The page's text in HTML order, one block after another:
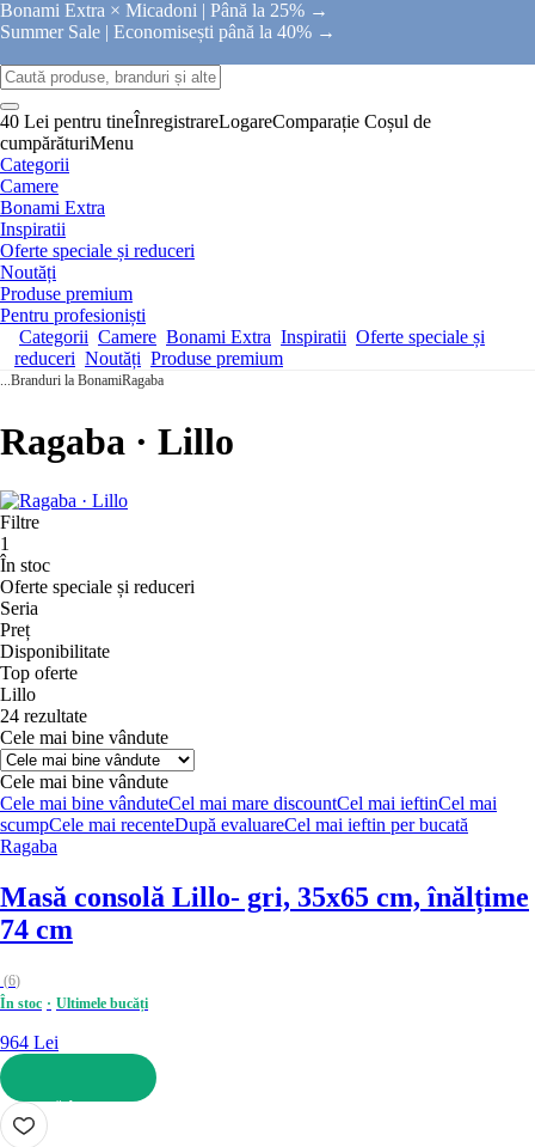
Bonami Extra × Micadoni | Până la 25% →
Summer Sale | Economisești până la 40% →
40 Lei pentru tineÎnregistrareLogareComparație Coșul de
cumpărăturiMenu
Categorii
Camere
Bonami Extra
Inspiratii
Oferte speciale și reduceri
Noutăți
Produse premium
Pentru profesioniști
Categorii Camere Bonami Extra Inspiratii Oferte speciale și
reduceri Noutăți Produse premium
...Branduri la BonamiRagaba
Ragaba · Lillo
Filtre
1
În stoc
Oferte speciale și reduceri
Seria
Preț
Disponibilitate
Top oferte
Lillo
24 rezultate
Cele mai bine vândute
Cele mai bine vândute
Cele mai bine vânduteCel mai mare discountCel mai ieftinCel mai
scumpCele mai recenteDupă evaluareCel mai ieftin per bucată
Ragaba
Masă consolă Lillo- gri, 35x65 cm, înălțime
74 cm
(6)
În stoc
Ultimele bucăți
964 Lei
ADAUGĂ ÎN COȘ